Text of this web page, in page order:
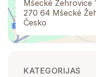
Mšecké Žehrovice
270 64 Mšecké
Česko
KATEGORIJAS